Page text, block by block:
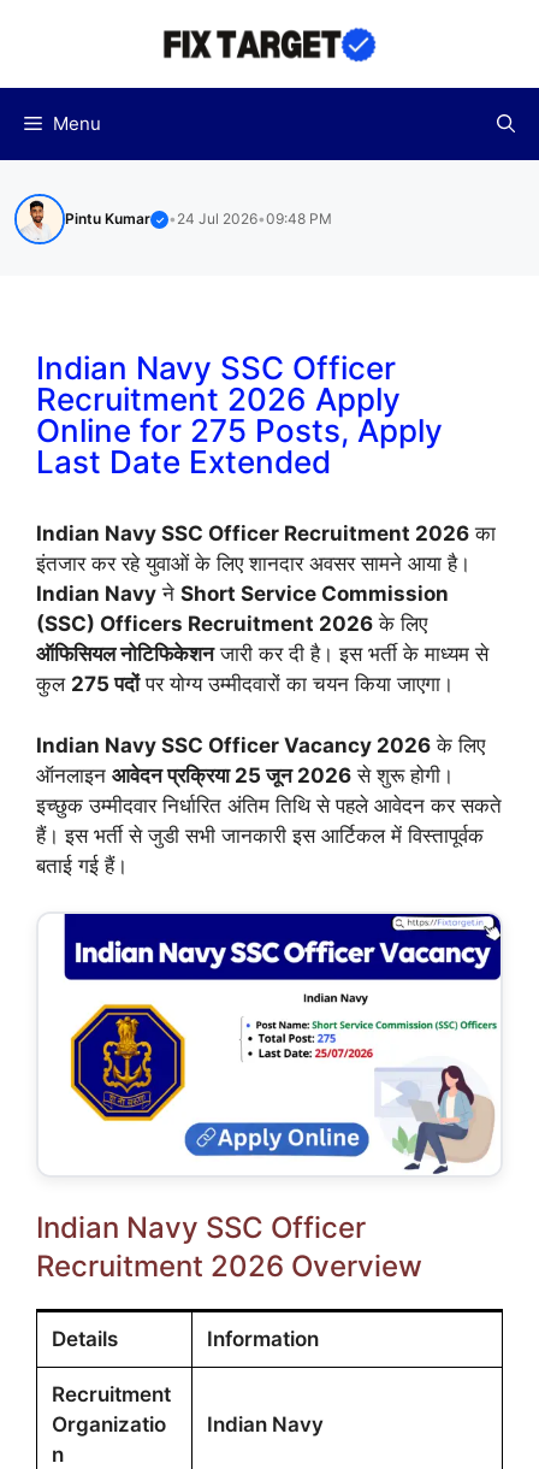
Menu
Pintu Kumar ✓ • 24 Jul 2026•09:48 PM
Indian Navy SSC Officer
Recruitment 2026 Apply
Online for 275 Posts, Apply
Last Date Extended
Indian Navy SSC Officer Recruitment 2026 का
इंतजार कर रहे युवाओं के लिए शानदार अवसर सामने आया है।
Indian Navy ने Short Service Commission
(SSC) Officers Recruitment 2026 के लिए
ऑफिसियल नोटिफिकेशनजारी कर दी है। इस भर्ती के माध्यम से
कुल 275 पदोंपर योग्य उम्मीदवारों का चयन किया जाएगा।
Indian Navy SSC Officer Vacancy 2026 के लिए
ऑनलाइन आवेदन प्रक्रिया 25 जून 2026 से शुरू होगी।
इच्छुक उम्मीदवार निर्धारित अंतिम तिथि से पहले आवेदन कर सकते
हैं। इस भर्ती से जुडी सभी जानकारी इस आर्टिकल में विस्तापूर्वक
बताई गई हैं।
Indian Navy SSC Officer
Recruitment 2026 Overview
Details Information
Recruitment
Organizatio
n
Indian Navy